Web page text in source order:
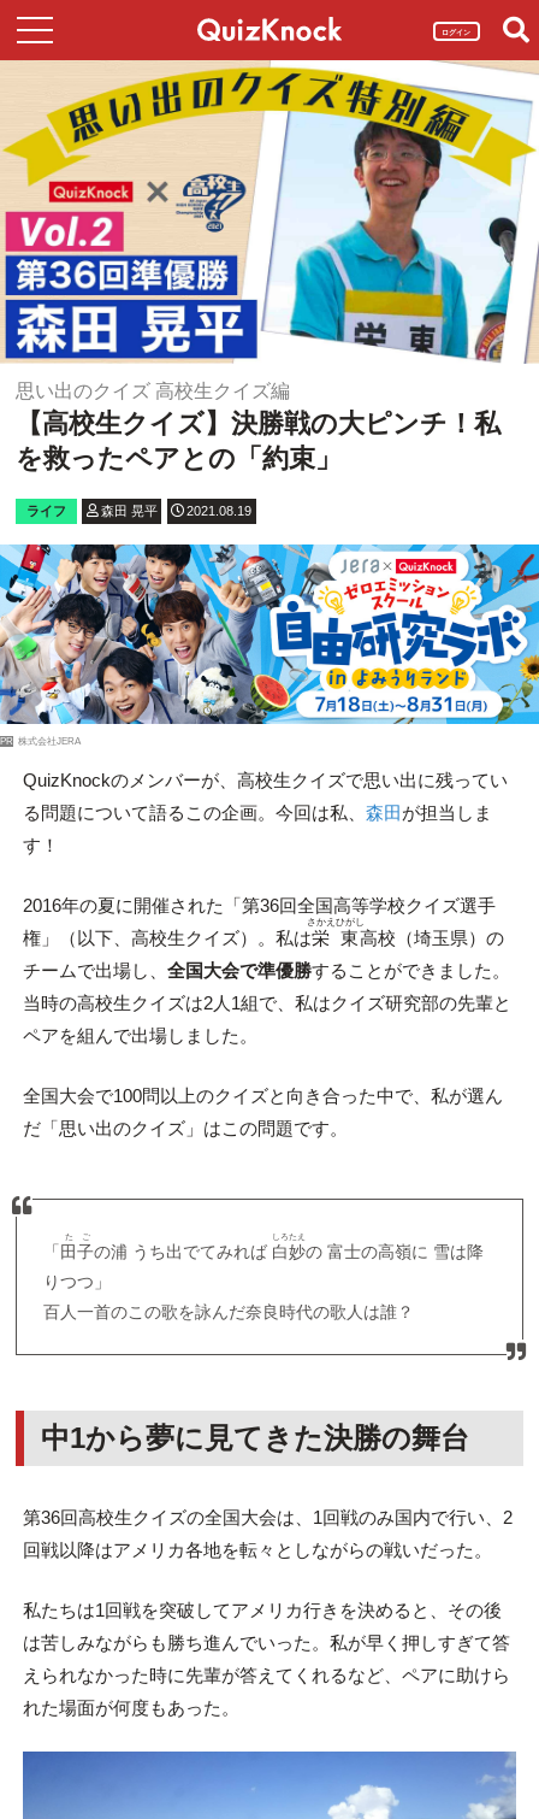
ログイン
思い出のクイズ 高校生クイズ編
【高校生クイズ】決勝戦の大ピンチ！私
を救ったペアとの「約束」
ライフ 森田 晃平 2021.08.19
PR 株式会社JERA
QuizKnockのメンバーが、高校生クイズで思い出に残ってい
る問題について語るこの企画。今回は私、 森田が担当しま
す！
2016年の夏に開催された「第36回全国高等学校クイズ選手
権」（以下、高校生クイズ）。私は栄東
さかえひがし
高校（埼玉県）の
チームで出場し、 全国大会で準優勝することができました。
当時の高校生クイズは2人1組で、私はクイズ研究部の先輩と
ペアを組んで出場しました。
全国大会で100問以上のクイズと向き合った中で、私が選ん
だ「思い出のクイズ」はこの問題です。
「田子
たご
の浦 うち出でてみれば 白妙
しろたえ
の 富士の高嶺に 雪は降
りつつ」
百人一首のこの歌を詠んだ奈良時代の歌人は誰？
中1から夢に見てきた決勝の舞台
第36回高校生クイズの全国大会は、1回戦のみ国内で行い、2
回戦以降はアメリカ各地を転々としながらの戦いだった。
私たちは1回戦を突破してアメリカ行きを決めると、その後
は苦しみながらも勝ち進んでいった。私が早く押しすぎて答
えられなかった時に先輩が答えてくれるなど、ペアに助けら
れた場面が何度もあった。